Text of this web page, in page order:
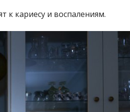
к кариесу и воспалениям.